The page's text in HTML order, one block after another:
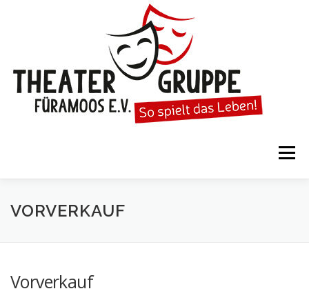
Menü
STARTSEITE DIE THEATERGRUPPE
VORVERKAUF
Vorverkauf